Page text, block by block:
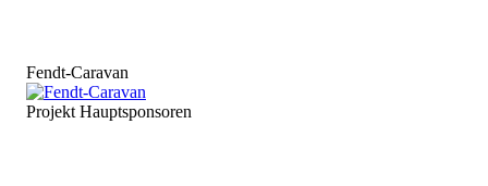
Fendt-Caravan
Projekt Hauptsponsoren